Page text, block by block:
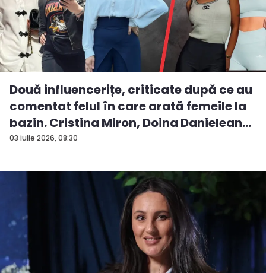
03 iulie 2026, 08:30
Două influencerițe, criticate după ce au
comentat felul în care arată femeile la
bazin. Cristina Miron, Doina Danielean
ș...